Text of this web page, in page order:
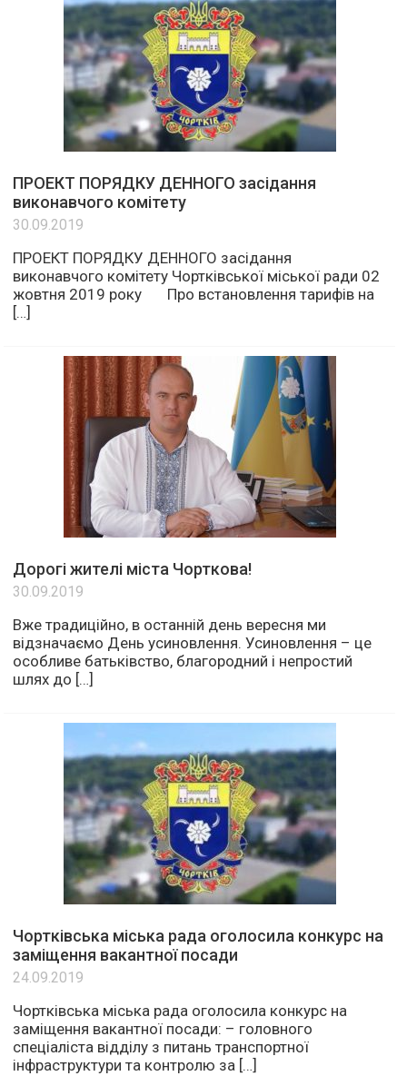
ПРОЕКТ ПОРЯДКУ ДЕННОГО засідання
виконавчого комітету
30.09.2019
ПРОЕКТ ПОРЯДКУ ДЕННОГО засідання
виконавчого комітету Чортківської міської ради 02
жовтня 2019 року Про встановлення тарифів на
[…]
Дорогі жителі міста Чорткова!
30.09.2019
Вже традиційно, в останній день вересня ми
відзначаємо День усиновлення. Усиновлення – це
особливе батьківство, благородний і непростий
шлях до […]
Чортківська міська рада оголосила конкурс на
заміщення вакантної посади
24.09.2019
Чортківська міська рада оголосила конкурс на
заміщення вакантної посади: – головного
спеціаліста відділу з питань транспортної
інфраструктури та контролю за […]